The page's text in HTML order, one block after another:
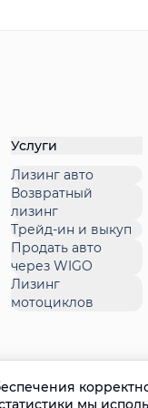
Услуги
Лизинг авто
Возвратный
лизинг
Трейд-ин и выкуп
Продать авто
через WIGO
Лизинг
мотоциклов
мы